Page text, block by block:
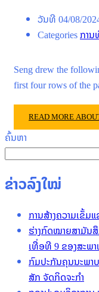
ວັນທີ04/08/
Categoriesກາ
Seng drew the
first four rows of the
READ MORE
ຄົ້ນຫາ
ຂ່າວລົງໃໝ່
ການສ້າງຄວາມເຂັ້ມ
ຮ່າງກົດໝາຍສາມັນສຶ
ເທື່ອທີ 9 ຂອງສະພ
ກົມປະກັນຄຸນນະພາ
ສັກ ຈັດກິດຈະກໍາ